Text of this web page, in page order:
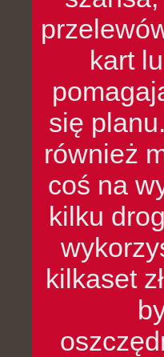
kart
się
również
coś na
kilku
kilkaset